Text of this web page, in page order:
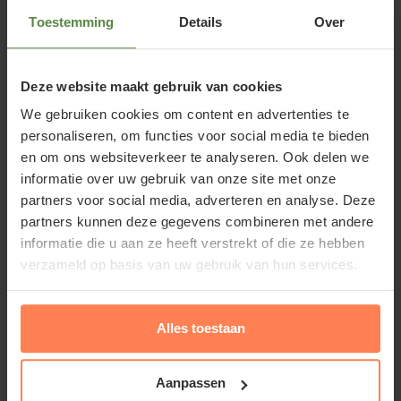
Toestemming Details Over
Deze website maakt gebruik van cookies
We gebruiken cookies om content en advertenties te
personaliseren, om functies voor social media te bieden
en om ons websiteverkeer te analyseren. Ook delen we
informatie over uw gebruik van onze site met onze
partners voor social media, adverteren en analyse. Deze
partners kunnen deze gegevens combineren met andere
informatie die u aan ze heeft verstrekt of die ze hebben
verzameld op basis van uw gebruik van hun services.
Alles toestaan
Aanpassen
de meeste bloemen van de Magnolia een opgaande
(tulpvormige) bloeiwijze hebben, is dit er een met 9
openstaande kroonbladeren. Maar hij is niet minder
mooi! De kroonbladeren zijn zuiver wit van kleur,
daarbinnen staan de rode meeldraden met een
groen/geel gekleurde stamper. Werkelijk prachtig
zoals hij eruit ziet! De bloemen verschijnen in de
maand juli. Later in het jaar komen er roze vruchten
aan de boom. Deze Beverboom is bladverliezend.